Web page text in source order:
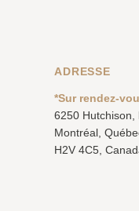
ADRESSE
*Sur rendez-
6250 Hutchison,
Montréal,
H2V 4C5,